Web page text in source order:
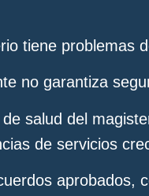
tiene problemas
no garantiza
salud del
de servicios
aprobados,